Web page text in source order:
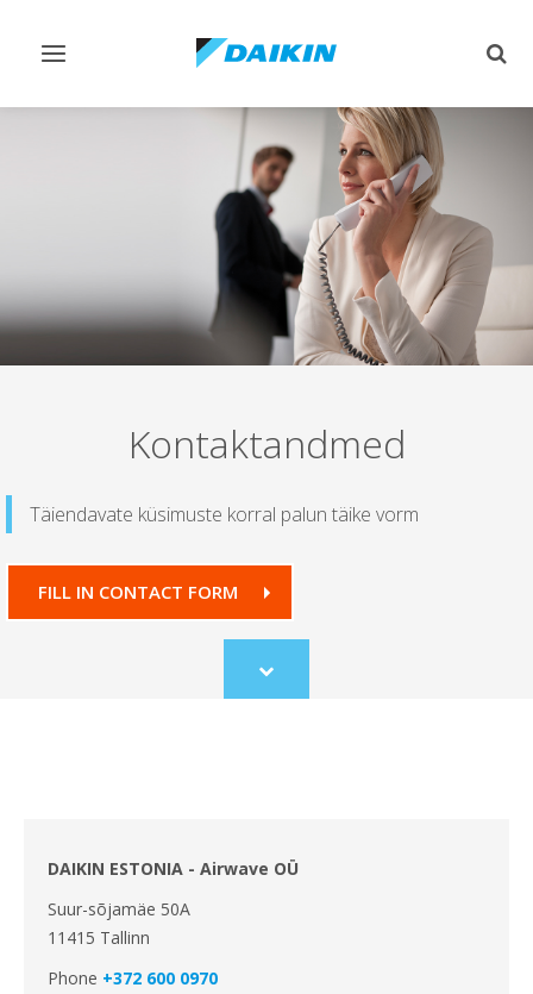
Lülitage
sisse/välja
Kontaktandmed
Täiendavate küsimuste korral palun täike vorm
FILL IN CONTACT FORM
Scroll
to
DAIKIN ESTONIA - Airwave OÜ
Suur-sõjamäe 50A
11415 Tallinn
Phone +372 600 0970